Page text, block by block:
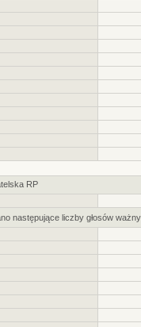
RP
następujące liczby głosów